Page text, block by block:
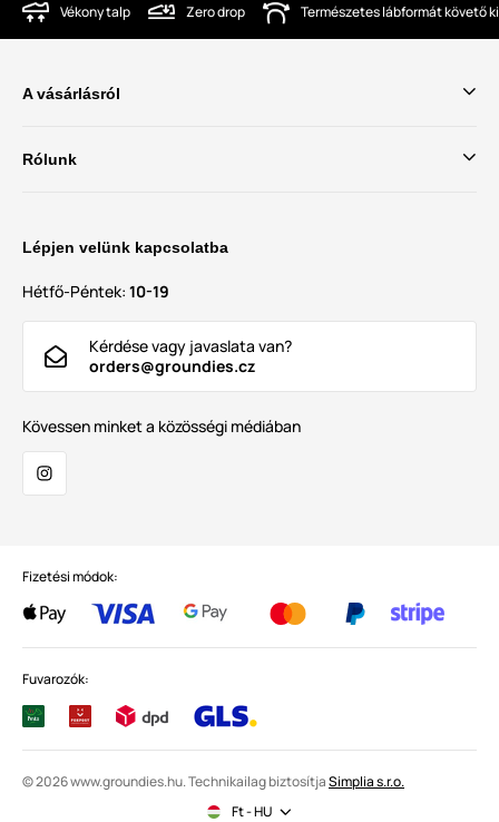
Vékony talp Zero drop Természetes lábformát követő
A vásárlásról
Rólunk
Lépjen velünk kapcsolatba
Hétfő-Péntek: 10-19
Kérdése vagy javaslata van?
orders@groundies.cz
Kövessen minket a közösségi médiában
Fizetési módok:
Fuvarozók:
© 2026 www.groundies.hu. Technikailag biztosítjaSimplia s.r.o.
Ft - HU